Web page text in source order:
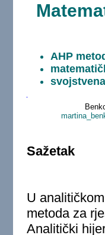
AHP
Sažetak
U
metoda za
Analitički